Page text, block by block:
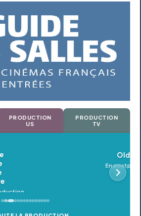
PRODUCTION
US
PRODUCTION
TV